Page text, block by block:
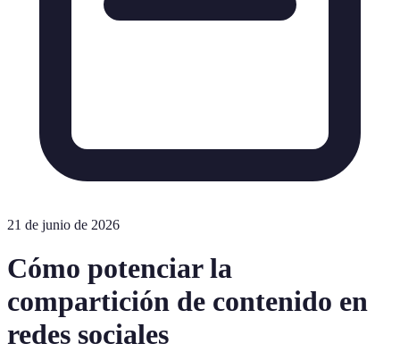
21 de junio de 2026
Cómo potenciar la
compartición de contenido en
redes sociales